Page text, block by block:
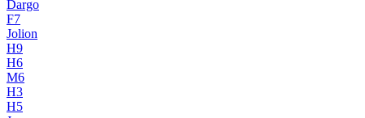
Dargo
F7
Jolion
H9
H6
M6
H3
H5